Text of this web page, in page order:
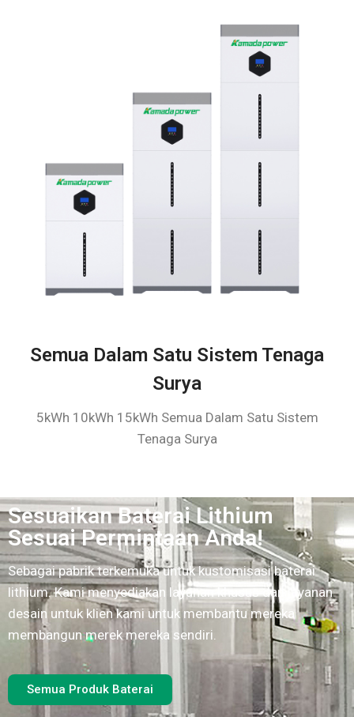
Semua Dalam Satu Sistem Tenaga
Surya
5kWh 10kWh 15kWh Semua Dalam Satu Sistem
Tenaga Surya
Sesuaikan Baterai Lithium
Sesuai Permintaan Anda!
Sebagai pabrik terkemuka untuk kustomisasi baterai
lithium.Kami menyediakan layanan khusus dan layanan
desain untuk klien kami untuk membantu mereka
membangun merek mereka sendiri.
Semua Produk Baterai